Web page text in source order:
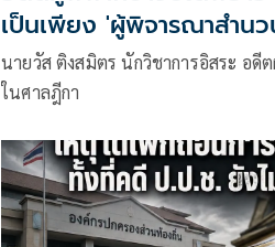
เป็นเพียง 'ผู้พิจารณาสำน
นายวัส ติงสมิตร นักวิชาการอิสระ อดี
ในศาลฎีกา